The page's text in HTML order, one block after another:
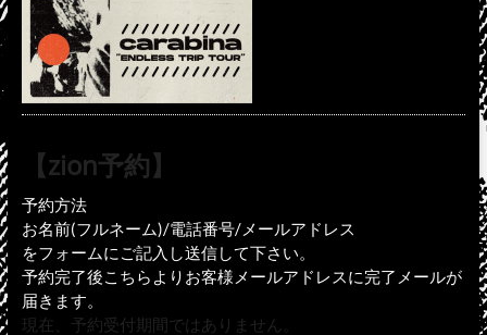
【zion予約】
予約方法
お名前(フルネーム)/電話番号/メールアドレス
をフォームにご記入し送信して下さい。
予約完了後こちらよりお客様メールアドレスに完了メールが
届きます。
現在、予約受付期間ではありません。